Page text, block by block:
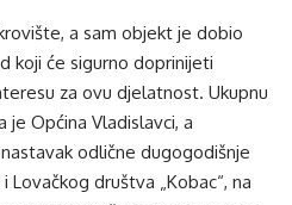
a sam objekt je dobio
koji će sigurno doprinijeti
za ovu djelatnost. Ukupnu
je Općina Vladislavci, a
odlične dugogodišnje
Lovačkog društva „Kobac“, na